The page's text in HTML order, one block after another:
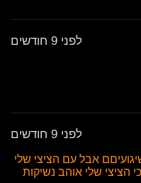
לפני 9 חודשים
לפני 9 חודשים
אבל עם הציצי שלי
הציצי שלי אוהב נשיקות